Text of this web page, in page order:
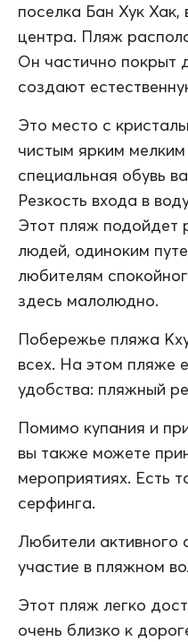
поселка Бан Хук Хак,
центра. Пляж
Он частично покрыт
создают
Это место с
чистым ярким
специальная обувь
Резкость входа в
Этот пляж подойдет
людей, одиноким
любителям
здесь малолюдно.
Побережье пляжа
всех. На этом пляже
удобства: пляжный
Помимо купания и
вы также можете
мероприятиях. Есть
серфинга.
Любители активного
участие в пляжном
Этот пляж легко
очень близко к